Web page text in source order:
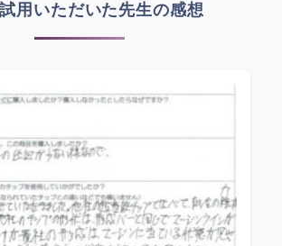
用いただいた先生の感想